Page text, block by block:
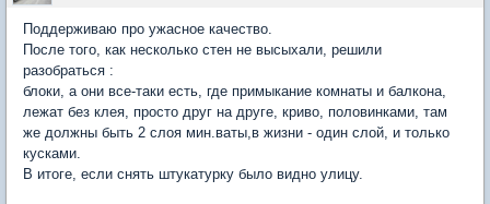
Поддерживаю про ужасное качество.
После того, как несколько стен не высыхали, решили
разобраться :
блоки, а они все-таки есть, где примыкание комнаты и балкона,
лежат без клея, просто друг на друге, криво, половинками, там
же должны быть 2 слоя мин.ваты,в жизни - один слой, и только
кусками.
В итоге, если снять штукатурку было видно улицу.